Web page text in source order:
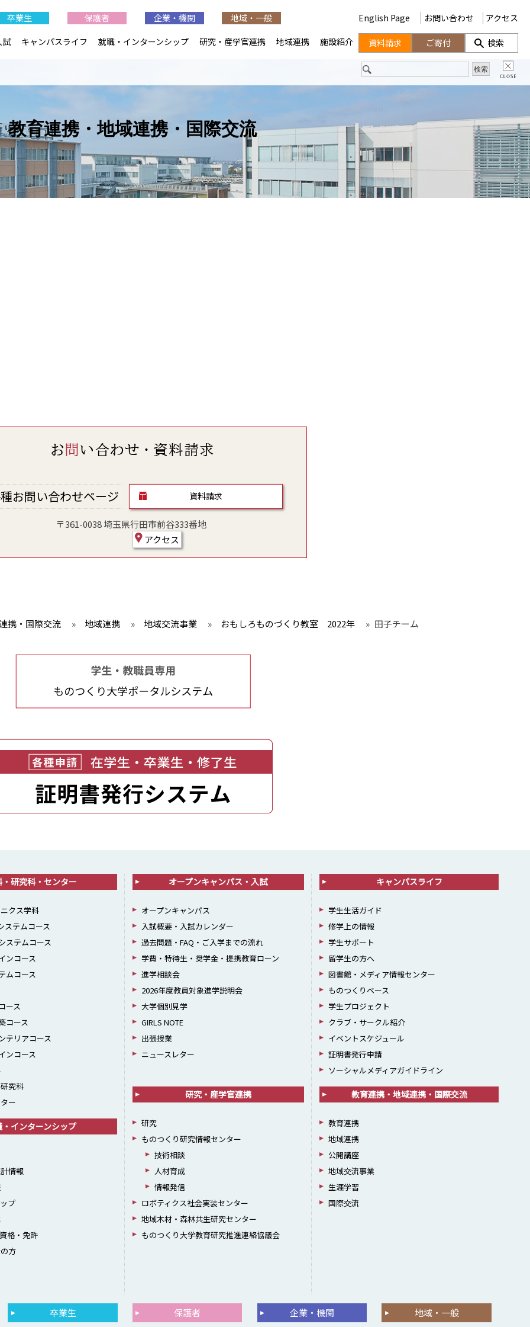
教育連携・地域連携・国際交流
お問い合わせページ 資料請求
〒361-0038 埼玉県行田市前谷333番地
アクセス
卒業生 保護者 企業・機関
地域・一般
試
キャンパスライフ 就職・インターンシップ 研究・産学官連携 地域連携 施設紹介
English Page お問い合わせ アクセス
資料請求 ご寄付 検索
携・国際交流 » 地域連携 » 地域交流事業 » おもしろものづくり教室 2022年 » 田子チーム
研究科・センター
クス学科
ステムコース
ステムコース
ンコース
ムコース
ース
コース
テリアコース
ンコース
究科
ー
・インターンシップ
情報
プ
・免許
方
オープンキャンパス・入試
オープンキャンパス
入試概要・入試カレンダー
過去問題・FAQ・ご入学までの流れ
学費・特待生・奨学金・提携教育ローン
進学相談会
2026年度教員対象進学説明会
大学個別見学
GIRLS NOTE
出張授業
ニュースレター
研究・産学官連携
研究
ものつくり研究情報センター
技術相談
人材育成
情報発信
ロボティクス社会実装センター
地域木材・森林共生研究センター
ものつくり大学教育研究推進連絡協議会
キャンパスライフ
学生生活ガイド
修学上の情報
学生サポート
留学生の方へ
図書館・メディア情報センター
ものつくりベース
学生プロジェクト
クラブ・サークル紹介
イベントスケジュール
証明書発行申請
ソーシャルメディアガイドライン
教育連携・地域連携・国際交流
教育連携
地域連携
公開講座
地域交流事業
生涯学習
国際交流
卒業生 保護者 企業・機関 地域・一般